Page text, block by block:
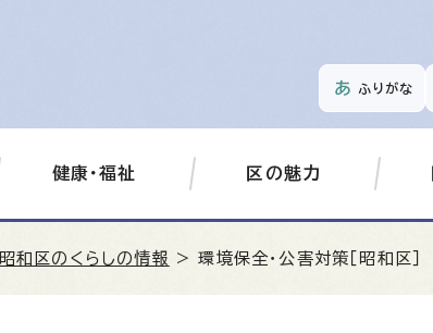
ふりがな
健康・福祉 区の魅力
昭和区のくらしの情報 > 環境保全・公害対策［昭和区］